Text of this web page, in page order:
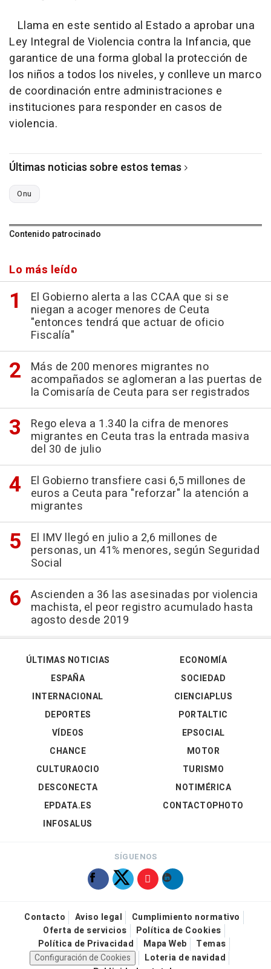
Llama en este sentido al Estado a aprobar una
Ley Integral de Violencia contra la Infancia, que
garantice de una forma global la protección de
los niños a todos los niveles, y conlleve un marco
de coordinación entre administraciones e
instituciones para responder en casos de
violencia.
Últimas noticias sobre estos temas
Onu
Contenido patrocinado
Lo más leído
El Gobierno alerta a las CCAA que si se
niegan a acoger menores de Ceuta
"entonces tendrá que actuar de oficio
Fiscalía"
Más de 200 menores migrantes no
acompañados se aglomeran a las puertas de
la Comisaría de Ceuta para ser registrados
Rego eleva a 1.340 la cifra de menores
migrantes en Ceuta tras la entrada masiva
del 30 de julio
El Gobierno transfiere casi 6,5 millones de
euros a Ceuta para "reforzar" la atención a
migrantes
El IMV llegó en julio a 2,6 millones de
personas, un 41% menores, según Seguridad
Social
Ascienden a 36 las asesinadas por violencia
machista, el peor registro acumulado hasta
agosto desde 2019
ÚLTIMAS NOTICIAS
ESPAÑA
INTERNACIONAL
DEPORTES
VÍDEOS
ECONOMÍA
SOCIEDAD
CIENCIAPLUS
PORTALTIC
EPSOCIAL
CHANCE
CULTURAOCIO
DESCONECTA
EPDATA.ES
INFOSALUS
MOTOR
TURISMO
NOTIMÉRICA
CONTACTOPHOTO
SÍGUENOS
Contacto Aviso legal
Cumplimiento normativo
Oferta de servicios
Política de Cookies
Política de Privacidad
Mapa Web
Temas
Configuración de Cookies
Loteria de navidad